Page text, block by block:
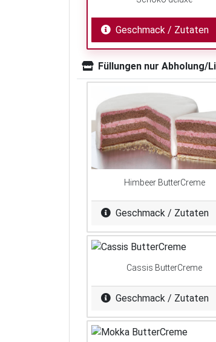
Geschmack / Zutaten
Füllungen nur Abholung/
Himbeer ButterCreme
Geschmack / Zutaten
Cassis ButterCreme
Geschmack / Zutaten